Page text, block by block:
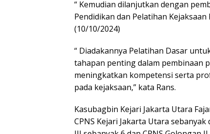
“ Kemudian dilanjutkan dengan
Pendidikan dan Pelatihan
(10/10/2024)
“ Diadakannya Pelatihan Dasar
tahapan penting dalam pembinaan
meningkatkan kompetensi serta
pada kejaksaan,” kata Rans.
Kasubagbin Kejari Jakarta Utara
CPNS Kejari Jakarta Utara